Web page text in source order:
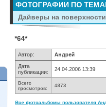
ФОТОГРАФИИ ПО
Дайверы на
*64*
Автор:
Андрей
Дата
публикации:
24.04.2006 13:39
Всего
просмотров:
4873
Все фотоальбомы пользователя